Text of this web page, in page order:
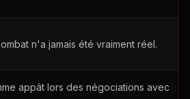
n'a jamais été vraiment réel.
appât lors des négociations avec